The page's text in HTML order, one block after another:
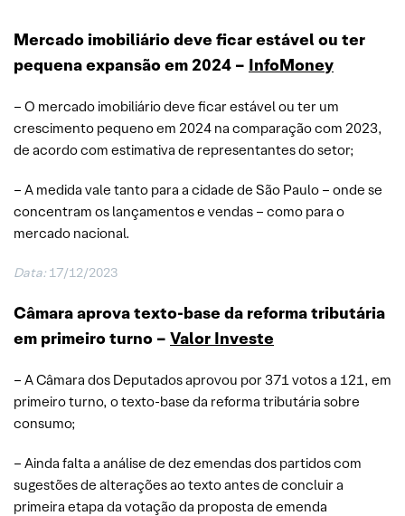
Mercado imobiliário deve ficar estável ou ter
pequena expansão em 2024 – InfoMoney
– O mercado imobiliário deve ficar estável ou ter um
crescimento pequeno em 2024 na comparação com 2023,
de acordo com estimativa de representantes do setor;
– A medida vale tanto para a cidade de São Paulo – onde se
concentram os lançamentos e vendas – como para o
mercado nacional.
Data: 17/12/2023
Câmara aprova texto-base da reforma tributária
em primeiro turno – Valor Investe
– A Câmara dos Deputados aprovou por 371 votos a 121, em
primeiro turno, o texto-base da reforma tributária sobre
consumo;
– Ainda falta a análise de dez emendas dos partidos com
sugestões de alterações ao texto antes de concluir a
primeira etapa da votação da proposta de emenda